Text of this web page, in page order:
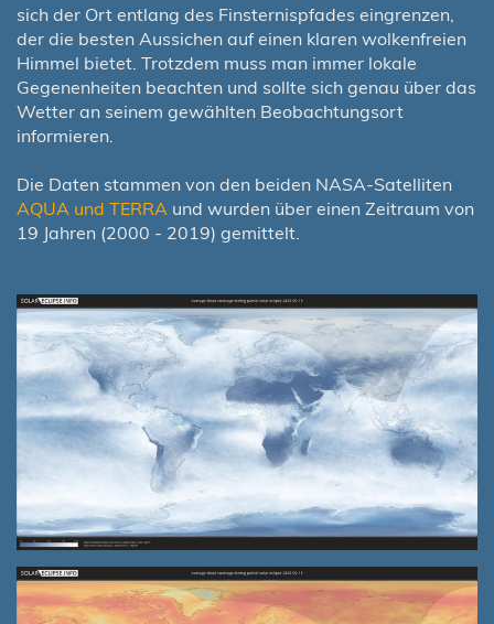
sich der Ort entlang des Finsternispfades eingrenzen,
der die besten Aussichen auf einen klaren wolkenfreien
Himmel bietet. Trotzdem muss man immer lokale
Gegenenheiten beachten und sollte sich genau über das
Wetter an seinem gewählten Beobachtungsort
informieren.
Die Daten stammen von den beiden NASA-Satelliten
AQUA und TERRA und wurden über einen Zeitraum von
19 Jahren (2000 - 2019) gemittelt.